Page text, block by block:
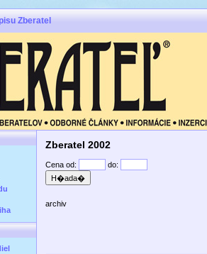
Zberatel
Zberatel 2002
Cena od: do:
archiv